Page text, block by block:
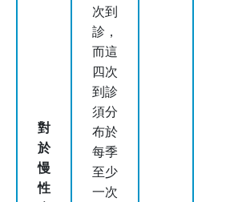
對
於
慢
性
次到
診，
而這
四次
到診
須分
布於
每季
至少
一次